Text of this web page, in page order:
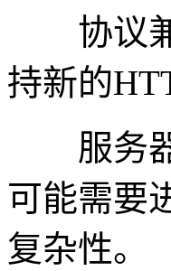
协议兼
持新的
服务器
可能需要
复杂性。